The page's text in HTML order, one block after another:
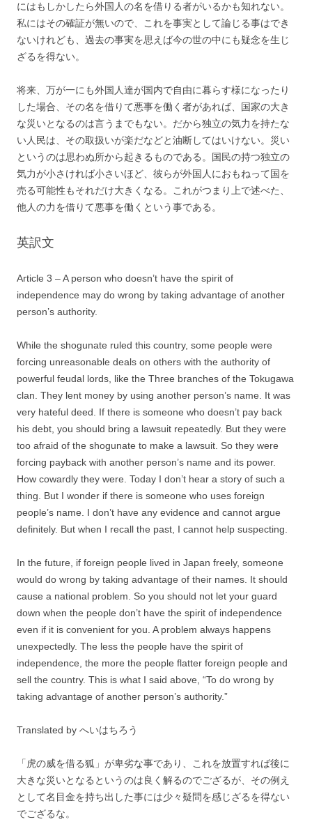
にはもしかしたら外国人の名を借りる者がいるかも知れない。
私にはその確証が無いので、これを事実として論じる事はでき
ないけれども、過去の事実を思えば今の世の中にも疑念を生じ
ざるを得ない。
将来、万が一にも外国人達が国内で自由に暮らす様になったり
した場合、その名を借りて悪事を働く者があれば、国家の大き
な災いとなるのは言うまでもない。だから独立の気力を持たな
い人民は、その取扱いが楽だなどと油断してはいけない。災い
というのは思わぬ所から起きるものである。国民の持つ独立の
気力が小さければ小さいほど、彼らが外国人におもねって国を
売る可能性もそれだけ大きくなる。これがつまり上で述べた、
他人の力を借りて悪事を働くという事である。
英訳文
Article 3 – A person who doesn’t have the spirit of
independence may do wrong by taking advantage of another
person’s authority.
While the shogunate ruled this country, some people were
forcing unreasonable deals on others with the authority of
powerful feudal lords, like the Three branches of the Tokugawa
clan. They lent money by using another person’s name. It was
very hateful deed. If there is someone who doesn’t pay back
his debt, you should bring a lawsuit repeatedly. But they were
too afraid of the shogunate to make a lawsuit. So they were
forcing payback with another person’s name and its power.
How cowardly they were. Today I don’t hear a story of such a
thing. But I wonder if there is someone who uses foreign
people’s name. I don’t have any evidence and cannot argue
definitely. But when I recall the past, I cannot help suspecting.
In the future, if foreign people lived in Japan freely, someone
would do wrong by taking advantage of their names. It should
cause a national problem. So you should not let your guard
down when the people don’t have the spirit of independence
even if it is convenient for you. A problem always happens
unexpectedly. The less the people have the spirit of
independence, the more the people flatter foreign people and
sell the country. This is what I said above, “To do wrong by
taking advantage of another person’s authority.”
Translated by へいはちろう
「虎の威を借る狐」が卑劣な事であり、これを放置すれば後に
大きな災いとなるというのは良く解るのでござるが、その例え
として名目金を持ち出した事には少々疑問を感じざるを得ない
でござるな。